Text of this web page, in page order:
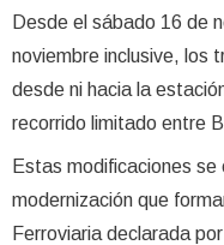
Desde el sábado 16 de
noviembre inclusive, los
desde ni hacia la
recorrido limitado entre
Estas modificaciones
modernización que
Ferroviaria declarada